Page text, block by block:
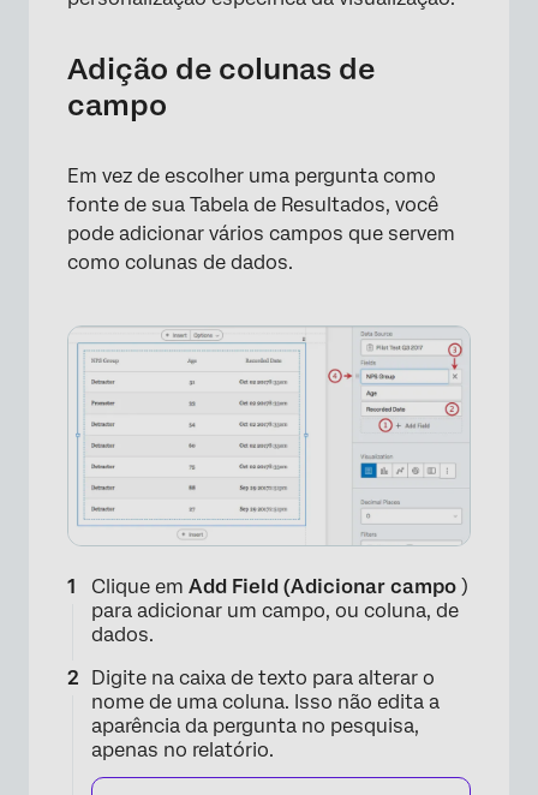
×
Adição de colunas de
campo
Em vez de escolher uma pergunta como
fonte de sua Tabela de Resultados, você
pode adicionar vários campos que servem
como colunas de dados.
Clique em Add Field (Adicionar campo )
para adicionar um campo, ou coluna, de
dados.
Digite na caixa de texto para alterar o
nome de uma coluna. Isso não edita a
aparência da pergunta no pesquisa,
apenas no relatório.